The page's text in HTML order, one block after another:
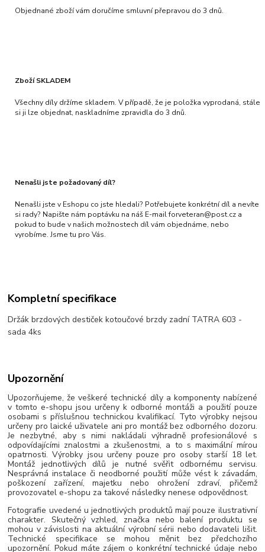
Objednané zboží vám doručíme smluvní přepravou do 3 dnů.
Zboží SKLADEM
Všechny díly držíme skladem. V případě, že je položka vyprodaná, stále
si ji lze objednat, naskladníme zpravidla do 3 dnů.
Nenašli jste požadovaný díl?
Nenašli jste v Eshopu co jste hledali? Potřebujete konkrétní díl a nevíte
si rady? Napište nám poptávku na náš E-mail forveteran@post.cz a
pokud to bude v našich možnostech díl vám objednáme, nebo
vyrobíme. Jsme tu pro Vás.
Kompletní specifikace
Držák brzdových destiček kotoučové brzdy zadní TATRA 603 -
sada 4ks
Upozornění
Upozorňujeme, že veškeré technické díly a komponenty nabízené
v tomto e-shopu jsou určeny k odborné montáži a použití pouze
osobami s příslušnou technickou kvalifikací. Tyto výrobky nejsou
určeny pro laické uživatele ani pro montáž bez odborného dozoru.
Je nezbytné, aby s nimi nakládali výhradně profesionálové s
odpovídajícími znalostmi a zkušenostmi, a to s maximální mírou
opatrnosti. Výrobky jsou určeny pouze pro osoby starší 18 let.
Montáž jednotlivých dílů je nutné svěřit odbornému servisu.
Nesprávná instalace či neodborné použití může vést k závadám,
poškození zařízení, majetku nebo ohrožení zdraví, přičemž
provozovatel e-shopu za takové následky nenese odpovědnost.
Fotografie uvedené u jednotlivých produktů mají pouze ilustrativní
charakter. Skutečný vzhled, značka nebo balení produktu se
mohou v závislosti na aktuální výrobní sérii nebo dodavateli lišit.
Technické specifikace se mohou měnit bez předchozího
upozornění. Pokud máte zájem o konkrétní technické údaje nebo